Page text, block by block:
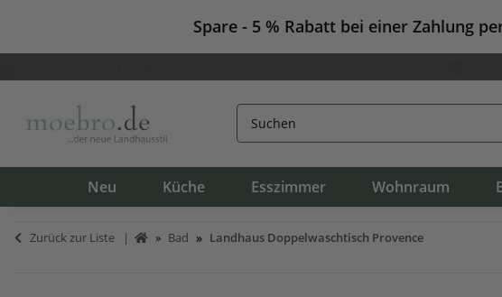
Spare - 5 % Rabatt bei einer Zahlung
Neu Küche Esszimmer Wohnraum
Zurück zur Liste Bad Landhaus Doppelwaschtisch Provence